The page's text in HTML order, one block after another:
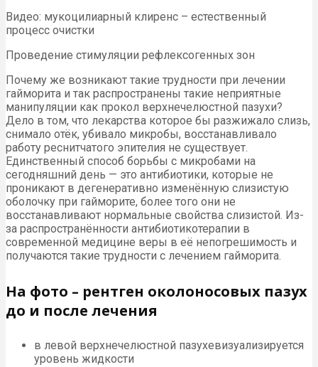
Видео: мукоцилиарный клиренс – естественный
процесс очистки
Проведение стимуляции рефлексогенных зон
Почему же возникают такие трудности при лечении
гайморита и так распространены такие неприятные
манипуляции как прокол верхнечелюстной пазухи?
Дело в том, что лекарства которое бы разжижало слизь,
снимало отёк, убивало микробы, восстанавливало
работу реснитчатого эпителия не существует.
Единственный способ борьбы с микробами на
сегодняшний день — это антибиотики, которые не
проникают в дегенеративно изменённую слизистую
оболочку при гайморите, более того они не
восстанавливают нормальные свойства слизистой. Из-
за распространённости антибиотикотерапии в
современной медицине веры в её непогрешимость и
получаются такие трудности с лечением гайморита.
На фото – рентген околоносовых пазух
до и после лечения
в левой верхнечелюстной пазухевизуализируется
уровень жидкости